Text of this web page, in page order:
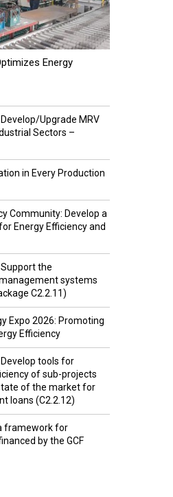
Energy
Upgrade MRV
Sectors –
in Every Production
Community: Develop a
Energy Efficiency and
the
systems
C2.2.11)
Expo 2026: Promoting
Efficiency
tools for
of sub-projects
of the market for
loans (C2.2.12)
framework for
by the GCF